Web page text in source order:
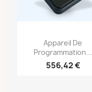
Appareil De
Programmation...
556,42 €